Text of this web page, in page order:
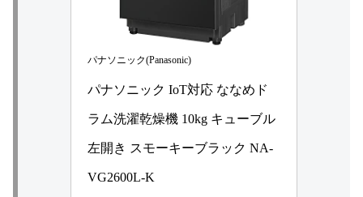
パナソニック(Panasonic)
パナソニック IoT対応 ななめド
ラム洗濯乾燥機 10kg キューブル
左開き スモーキーブラック NA-
VG2600L-K